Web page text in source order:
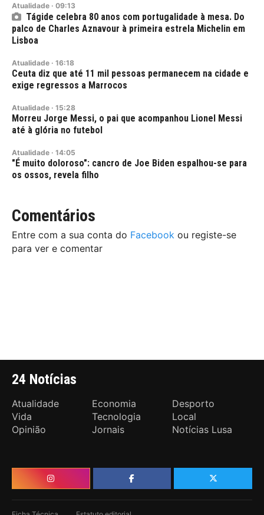
Atualidade · 09:13
Tágide celebra 80 anos com portugalidade à mesa. Do
palco de Charles Aznavour à primeira estrela Michelin em
Lisboa
Atualidade · 16:18
Ceuta diz que até 11 mil pessoas permanecem na cidade e
exige regressos a Marrocos
Atualidade · 15:28
Morreu Jorge Messi, o pai que acompanhou Lionel Messi
até à glória no futebol
Atualidade · 14:05
"É muito doloroso": cancro de Joe Biden espalhou-se para
os ossos, revela filho
Comentários
Entre com a sua conta do Facebook ou registe-se
para ver e comentar
24 Notícias
Atualidade Economia
Desporto
Vida
Tecnologia
Local
Opinião
Jornais Notícias Lusa